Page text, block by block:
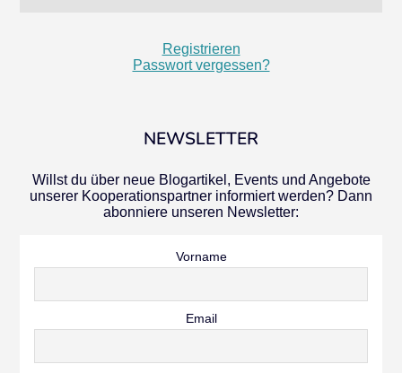
Registrieren
Passwort vergessen?
NEWSLETTER
Willst du über neue Blogartikel, Events und Angebote
unserer Kooperationspartner informiert werden? Dann
abonniere unseren Newsletter:
Vorname
Email